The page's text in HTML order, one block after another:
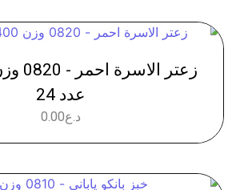
عدد 24
د.ع0.00